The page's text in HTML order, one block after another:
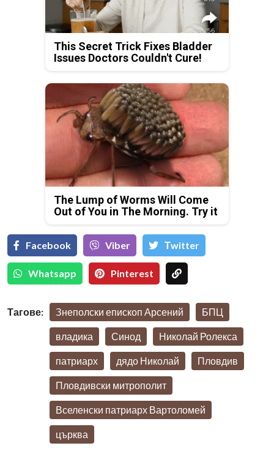
This Secret Trick Fixes Bladder
Issues Doctors Couldn't Cure!
The Lump of Worms Will Come
Out of You in The Morning. Try it
Facebook Viber Тwitter
Whatsapp Pinterest
Тагове: Знеполски епископ Арсений БПЦ
владика Синод Николай Ролекса
патриарх дядо Николай Пловдив
Пловдивски митрополит
Вселенски патриарх Вартоломей
църква